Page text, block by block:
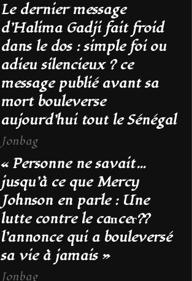
Le dernier message
d’Halima Gadji fait froid
dans le dos : simple foi ou
adieu silencieux ? ce
message publié avant sa
mort bouleverse
aujourd’hui tout le Sénégal
Jonbag
« Personne ne savait…
jusqu’à ce que Mercy
Johnson en parle : Une
lutte contre le caпceг??
l’annonce qui a bouleversé
sa vie à jamais »
Jonbag